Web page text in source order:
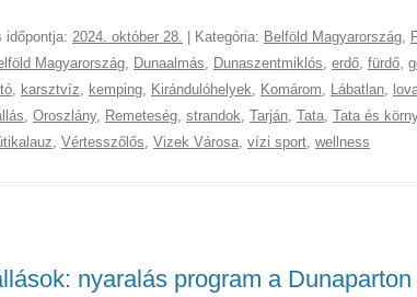
időpontja: 2024. október 28. | Kategória: Belföld Magyarország,
Magyarország, Dunaalmás, Dunaszentmiklós, erdő, fürdő,
, karsztvíz, kemping, Kirándulóhelyek, Komárom, Lábatlan,
, Oroszlány, Remeteség, strandok, Tarján, Tata, Tata és
, Vértesszőlős, Vizek Városa, vízi sport, wellness
nyaralás program a Dunaparton